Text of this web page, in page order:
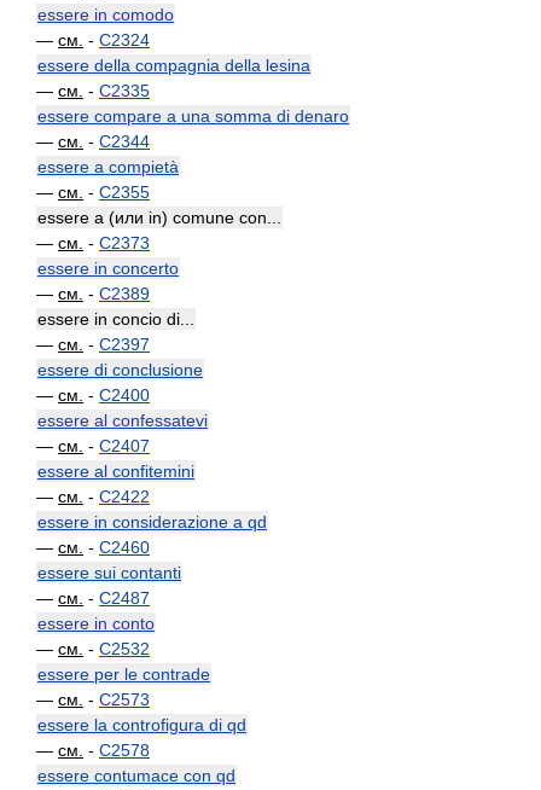
essere in comodo
— см. - C2324
essere della compagnia della lesina
— см. - C2335
essere compare a una somma di denaro
— см. - C2344
essere a compietà
— см. - C2355
essere a (или in) comune con...
— см. - C2373
essere in concerto
— см. - C2389
essere in concio di...
— см. - C2397
essere di conclusione
— см. - C2400
essere al confessatevi
— см. - C2407
essere al confitemini
— см. - C2422
essere in considerazione a qd
— см. - C2460
essere sui contanti
— см. - C2487
essere in conto
— см. - C2532
essere per le contrade
— см. - C2573
essere la controfigura di qd
— см. - C2578
essere contumace con qd